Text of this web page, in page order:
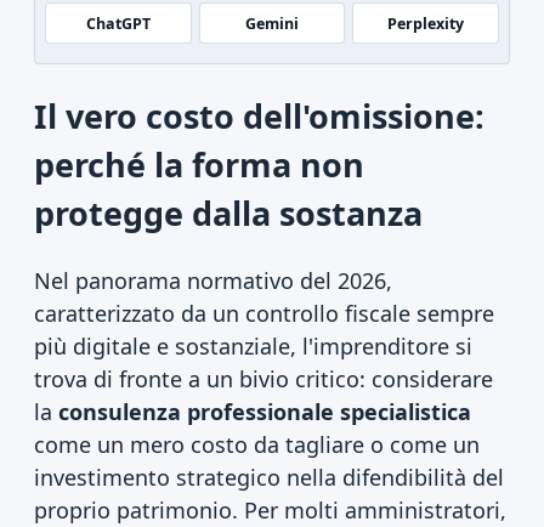
ChatGPT Gemini Perplexity
Il vero costo dell'omissione:
perché la forma non
protegge dalla sostanza
Nel panorama normativo del 2026,
caratterizzato da un controllo fiscale sempre
più digitale e sostanziale, l'imprenditore si
trova di fronte a un bivio critico: considerare
la consulenza professionale specialistica
come un mero costo da tagliare o come un
investimento strategico nella difendibilità del
proprio patrimonio. Per molti amministratori,